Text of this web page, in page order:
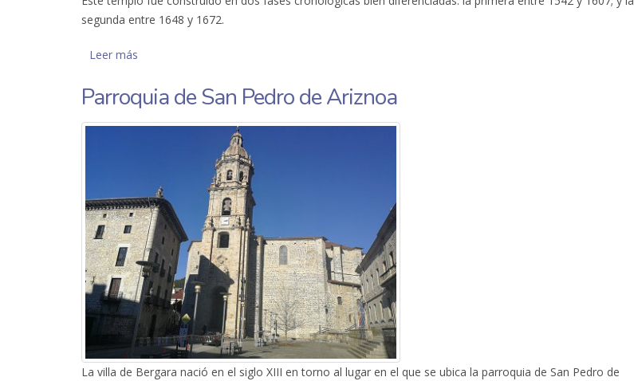
segunda entre 1648 y 1672.
Leer más
Parroquia de San Pedro de Ariznoa
La villa de Bergara nació en el siglo XIII en torno al lugar en el que se ubica la parroquia de San Pedro de